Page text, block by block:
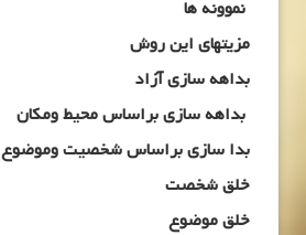
نموونه ها
مزیتهای این روش
بداهه سازی آزاد
بداهه سازی براساس محیط ومکان
بدا سازی براساس شخصیت وموضوع
خلق شخصت
خلق موضوع